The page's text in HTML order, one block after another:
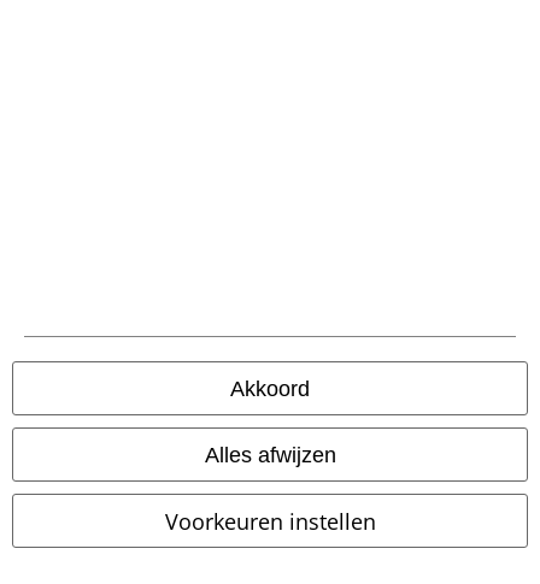
Akkoord
Alles afwijzen
Voorkeuren instellen
Verzending
PostNL Pickup